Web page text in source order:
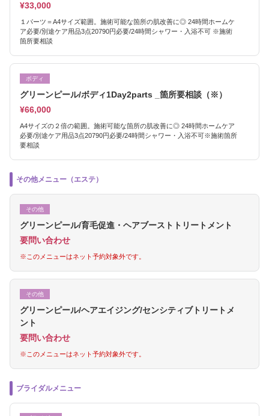
¥33,000
１パーツ＝A4サイズ範囲。施術可能な箇所の肌改善に◎ 24時間ホームケ
ア必要/別途ケア用品3点20790円必要/24時間シャワー・入浴不可 ※施術
箇所要相談
ボディ
グリーンピール/ボディ1Day2parts _箇所要相談（※）
¥66,000
A4サイズの２倍の範囲。施術可能な箇所の肌改善に◎ 24時間ホームケア
必要/別途ケア用品3点20790円必要/24時間シャワー・入浴不可※施術箇所
要相談
その他メニュー（エステ）
その他
グリーンピール/育毛促進・ヘアブーストトリートメント
要問い合わせ
※このメニューはネット予約対象外です。
その他
グリーンピール/ヘアエイジング/センシティブトリートメ
ント
要問い合わせ
※このメニューはネット予約対象外です。
ブライダルメニュー